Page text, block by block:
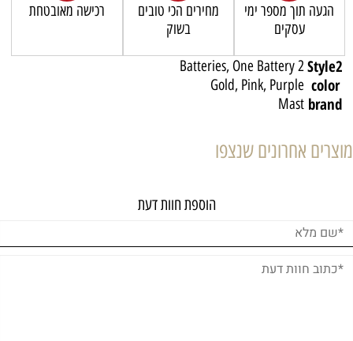
הגעה תוך מספר ימי
עסקים
מחירים הכי טובים
בשוק
רכישה מאובטחת
Style2
2 Batteries, One Battery
color
Gold, Pink, Purple
brand
Mast
מוצרים אחרונים שנצפו
הוספת חוות דעת